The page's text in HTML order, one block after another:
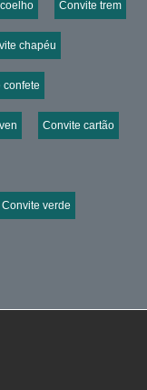
Convite trem
chapéu
confete
Convite cartão
Convite verde